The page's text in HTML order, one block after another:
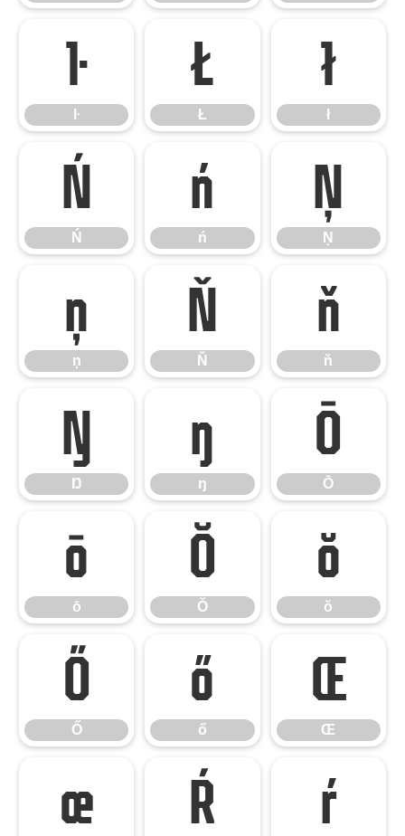
ŀ
ŀ
Ł
Ł
ł
ł
Ń
Ń
ń
ń
Ņ
Ņ
ņ
ņ
Ň
Ň
ň
ň
Ŋ
Ŋ
ŋ
ŋ
Ō
Ō
ō
ō
Ŏ
Ŏ
ŏ
ŏ
Ő
Ő
ő
ő
Œ
Œ
œ Ŕ ŕ